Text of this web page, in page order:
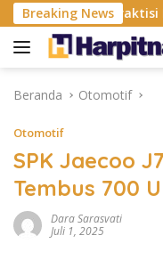
Langsung
ke
konten
Breaking News
Praktisi Medis
Beranda Otomotif
Otomotif
SPK Jaecoo
Tembus 700
Dara Sarasvati
Juli 1, 2025